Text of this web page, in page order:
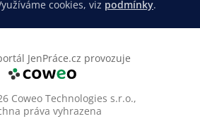
cookies, viz podmínky.
JenPráce.cz provozuje
Coweo Technologies s.r.o.,
práva vyhrazena